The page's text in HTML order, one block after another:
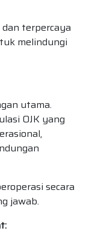
terpercaya
melindungi
utama.
OJK yang
secara
jawab.